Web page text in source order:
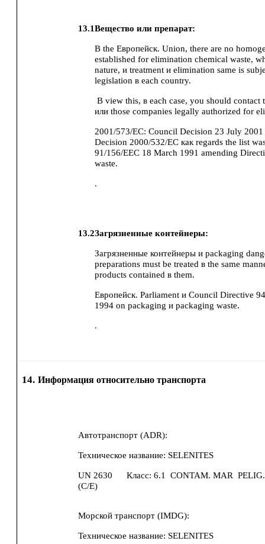
13.1Вещество или препарат:
В the Европейск. Union, there are no
established for elimination chemical waste,
nature, и treatment и elimination same is
legislation в each country.
В view this, в each case, you should contact
или those companies legally authorized for
2001/573/EC: Council Decision 23 July
Decision 2000/532/EC как regards the list
91/156/EEC 18 March 1991 amending
waste.
.
13.2Загрязненные контейнеры:
Загрязненные контейнеры и packaging
preparations must be treated в the same
products contained в them.
Европейск. Parliament и Council Directive
1994 on packaging и packaging waste.
.
14. Информация относительно транспорта
Автотранспорт (ADR):
Техническое название: SELENITES
UN 2630 Класс: 6.1 CONTAM. MAR
(C/E)
Морской транспорт (IMDG):
Техническое название: SELENITES